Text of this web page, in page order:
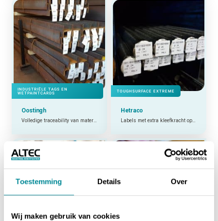
Toestemming Details Over
Wij maken gebruik van cookies
INDUSTRIËLE TAGS EN
WETPAINTCARDS
Oostingh
Volledige traceability van materialen
TOUGHSURFACE EXTREME
Hetraco
Labels met extra kleefkracht op ruwe ondergrond